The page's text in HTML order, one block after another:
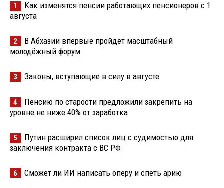
1
Как изменятся пенсии работающих пенсионеров с 1
августа
2
В Абхазии впервые пройдёт масштабный
молодёжный форум
3 Законы, вступающие в силу в августе
4
Пенсию по старости предложили закрепить на
уровне не ниже 40% от заработка
5
Путин расширил список лиц с судимостью для
заключения контракта с ВС РФ
6 Сможет ли ИИ написать оперу и спеть арию